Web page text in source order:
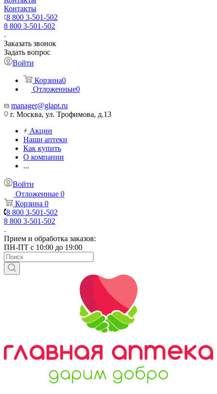
Контакты
8 800 3-501-502
8 800 3-501-502
Заказать звонок
Задать вопрос
Войти
Корзина0
Отложенные0
manager@glapt.ru
г. Москва, ул. Трофимова, д.13
Акции
Наши аптеки
Как купить
О компании
...
Войти
Отложенные 0
Корзина 0
8 800 3-501-502
8 800 3-501-502
Прием и обработка заказов:
ПН-ПТ с 10:00 до 19:00